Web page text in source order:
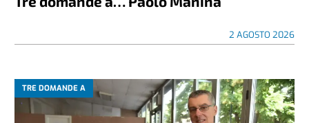
2 AGOSTO 2026
TRE DOMANDE A